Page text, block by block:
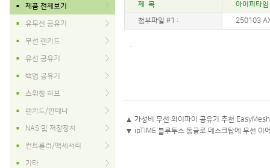
■ 제품 전체보기
■ 유무선 공유기
■ 무선 랜카드
■ 유선 공유기
■ 백업 공유기
■ 스위칭 허브
■ 랜카드/안테나
■ NAS 및 저장장치
■ 컨트롤러/액세서리
■ 기타
제 목 아이피타
첨부파일 #1 : 250103
.
▲ 가성비 무선 와이파이 공유기 추천
▼ ipTIME 블루투스 동글로 데스크탑에 무선 이